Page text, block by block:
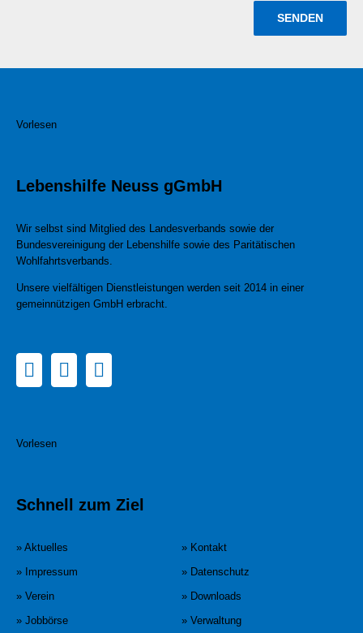
Vorlesen
Lebenshilfe Neuss gGmbH
Wir selbst sind Mitglied des Landesverbands sowie der
Bundesvereinigung der Lebenshilfe sowie des Paritätischen
Wohlfahrtsverbands.
Unsere vielfältigen Dienstleistungen werden seit 2014 in einer
gemeinnützigen GmbH erbracht.
Vorlesen
Schnell zum Ziel
» Aktuelles
» Kontakt
» Impressum
» Datenschutz
» Verein
» Downloads
» Jobbörse
» Verwaltung